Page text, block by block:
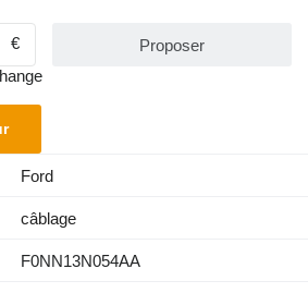
€
Proposer
Ford
câblage
F0NN13N054AA